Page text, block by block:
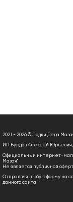
2021 - 2026 © Лодки Деда
ИП Бурдов Алексей Юрьевич,
Официальный интернет-
Мазая"
Не является публичной
Отправляя любую форму на
данного сайта